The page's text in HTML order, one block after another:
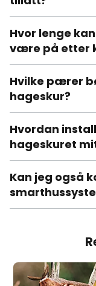
Hvor lenge
være på etter
Hvilke pærer
hageskur?
Hvordan
hageskuret
Kan jeg også